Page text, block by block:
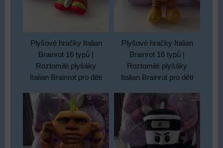
Plyšové hračky Italian
Brainrot 16 typů |
Roztomilé plyšáky
Italian Brainrot pro děti
Plyšové hračky Italian
Brainrot 16 typů |
Roztomilé plyšáky
Italian Brainrot pro děti